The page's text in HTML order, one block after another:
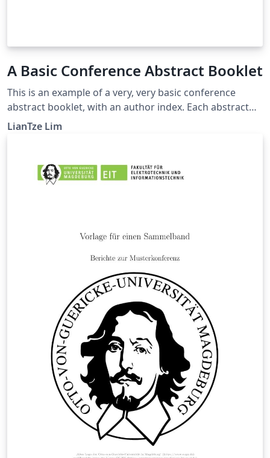
A Basic Conference Abstract Booklet
This is an example of a very, very basic conference
abstract booklet, with an author index. Each abstract
can have an optional text that will be displayed in the
LianTze Lim